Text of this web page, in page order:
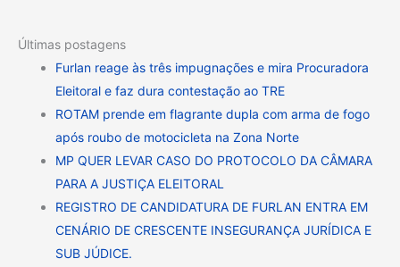
Últimas postagens
Furlan reage às três impugnações e mira Procuradora
Eleitoral e faz dura contestação ao TRE
ROTAM prende em flagrante dupla com arma de fogo
após roubo de motocicleta na Zona Norte
MP QUER LEVAR CASO DO PROTOCOLO DA CÂMARA
PARA A JUSTIÇA ELEITORAL
REGISTRO DE CANDIDATURA DE FURLAN ENTRA EM
CENÁRIO DE CRESCENTE INSEGURANÇA JURÍDICA E
SUB JÚDICE.